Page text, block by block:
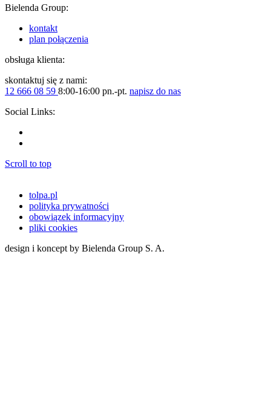
Bielenda Group:
kontakt
plan połączenia
obsługa klienta:
skontaktuj się z nami:
12 666 08 59 8:00-16:00 pn.-pt. napisz do nas
Social Links:
Scroll to top
tolpa.pl
polityka prywatności
obowiązek informacyjny
pliki cookies
design i koncept by Bielenda Group S. A.